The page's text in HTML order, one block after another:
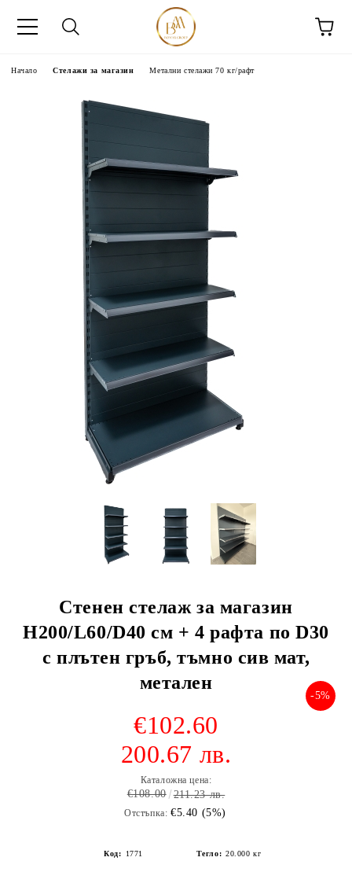
Начало Стелажи за магазин Метални стелажи 70 кг/рафт
Стенен стелаж за магазин
Н200/L60/D40 см + 4 рафта по D30
с плътен гръб, тъмно сив мат,
метален
-5%
€102.60
200.67 лв.
Каталожна цена:
€108.00 211.23 лв.
Отстъпка: €5.40 (5%)
Код: 1771 Тегло: 20.000 кг